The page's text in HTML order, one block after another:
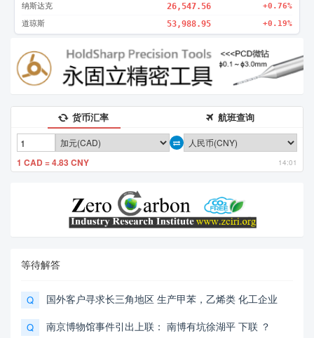
纳斯达克 26,547.56 +0.76%
道琼斯 53,988.95 +0.19%
货币汇率 航班查询
1 CAD = 4.83 CNY 14:01
等待解答
Q 国外客户寻求长三角地区 生产甲苯，乙烯类 化工企业
Q 南京博物馆事件引出上联： 南博有坑徐湖平 下联 ？